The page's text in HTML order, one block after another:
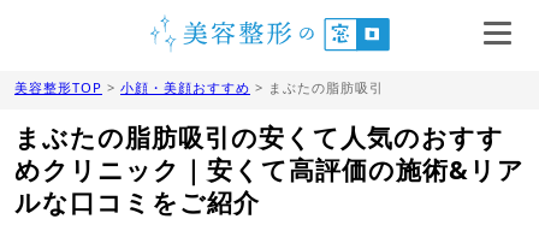
美容整形TOP > 小顔・美顔おすすめ > まぶたの脂肪吸引
まぶたの脂肪吸引の安くて人気のおすす
めクリニック｜安くて高評価の施術&リア
ルな口コミをご紹介